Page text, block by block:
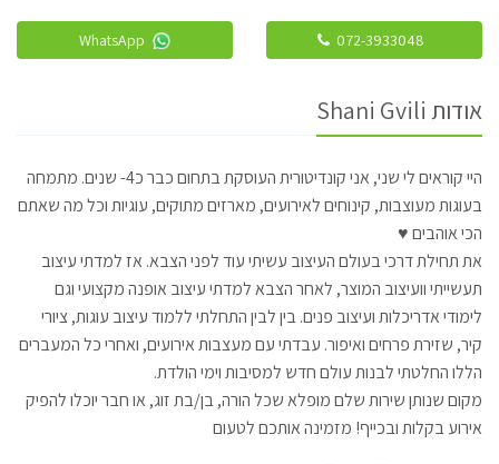
אודות Shani Gvili
היי קוראים לי שני, אני קונדיטורית העוסקת בתחום כבר כ4- שנים. מתמחה
בעוגות מעוצבות, קינוחים לאירועים, מארזים מתוקים, עוגיות וכל מה שאתם
הכי אוהבים ♥
את תחילת דרכי בעולם העיצוב עשיתי עוד לפני הצבא. אז למדתי עיצוב
תעשייתי וועיצוב המוצר, לאחר הצבא למדתי עיצוב אופנה מקצועי וגם
לימודי אדריכלות ועיצוב פנים. בין לבין התחלתי ללמוד עיצוב עוגות, ציורי
קיר, שזירת פרחים ואיפור. עבדתי עם מעצבות אירועים, ואחרי כל המעברים
הללו החלטתי לבנות עולם חדש למסיבות וימי הולדת.
מקום שנותן שירות שלם מופלא שכל הורה, בן/בת זוג, או חבר יוכלו להפיק
אירוע בקלות ובכייף! מזמינה אותכם לטעום